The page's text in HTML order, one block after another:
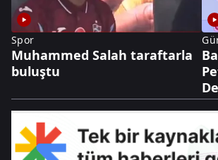
Spor
Muhammed Salah taraftarla
buluştu